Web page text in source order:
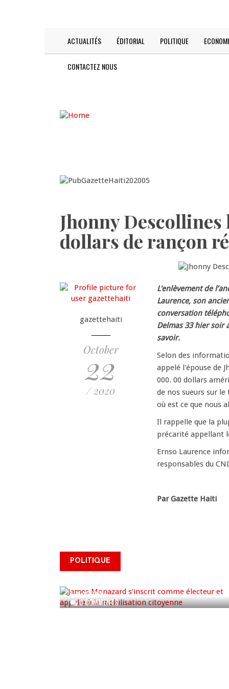
Main
navigation
ACTUALITÉS ÉDITORIAL POLITIQUE
CONTACTEZ NOUS
Jhonny
dollars de rançon
gazettehaiti
October
22
/ 2020
L'enlèvement de
Laurence, son
conversation
Delmas 33 hier soir
savoir.
Selon des
appelé l'épouse de
000. 00 dollars
de nos sueurs sur
où est ce que nous
Il rappelle que la
précarité appellant
Ernso Laurence
responsables du
Par Gazette Haiti
POLITIQUE
0 COMMENTS
James Monazard s’inscrit
comme électeur et appelle à
AUG 07, 2026